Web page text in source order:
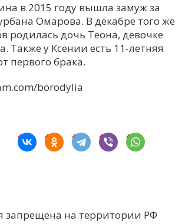
Х
Ч
в 2015 году вышла замуж за
Омарова. В декабре того же
родилась дочь Теона, девочке
Также у Ксении есть 11-летняя
первого брака.
borodylia
запрещена на территории РФ